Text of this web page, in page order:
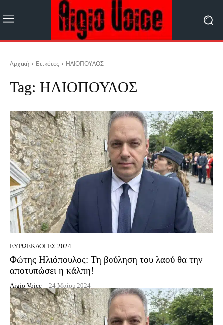
Αρχική Ετικέτες ΗΛΙΟΠΟΥΛΟΣ
Tag: ΗΛΙΟΠΟΥΛΟΣ
ΕΥΡΩΕΚΛΟΓΈΣ 2024
Φώτης Ηλιόπουλος: Τη βούληση του λαού θα την
αποτυπώσει η κάλπη!
Aigio Voice - 24 Μαΐου 2024